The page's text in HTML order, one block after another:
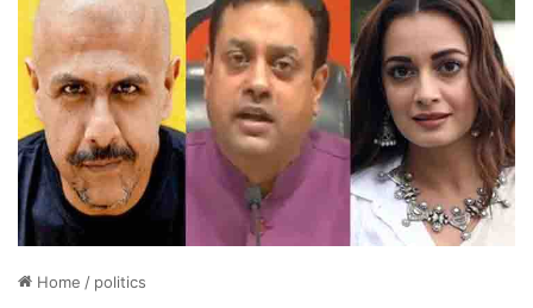
Home / politics